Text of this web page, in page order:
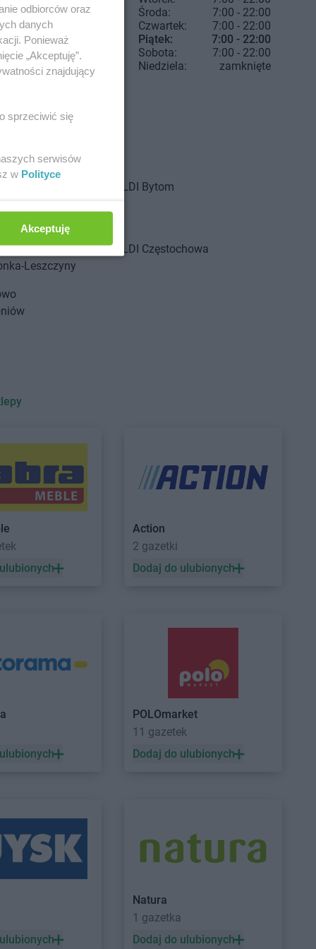
Środa:
7:00 - 22:00
Czwartek:
7:00 - 22:00
Piątek:
7:00 - 22:00
Sobota:
7:00 - 22:00
Niedziela:
zamknięte
ALDI Bytom
Dziedzice
Leszczyny
ALDI Częstochowa
Góra
ALDI Kryspinów
ALDI Kutno
ALDI Mysłowice
ALDI Myszków
Action
2 gazetki
Dodaj do ulubionych
POLOmarket
11 gazetek
Dodaj do ulubionych
Natura
1 gazetka
Dodaj do ulubionych
odbiorców oraz
danych
Ponieważ
„Akceptuję”.
znajdujący
sprzeciwić się
serwisów
w Polityce
Akceptuję